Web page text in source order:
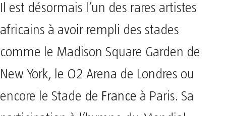
Il est désormais l’un des rares artistes
africains à avoir rempli des stades
comme le Madison Square Garden de
New York, le O2 Arena de Londres ou
encore le Stade de France à Paris. Sa